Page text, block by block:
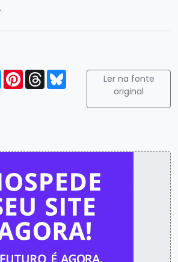
TwitterPinterest
ThreadsBlueskyLer na fonte
original